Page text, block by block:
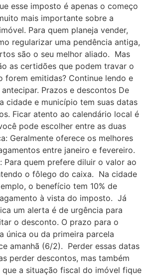
esse imposto é apenas o começo
mais importante sobre a
Para quem planeja vender,
regularizar uma pendência antiga,
são o seu melhor aliado. Mas
as certidões que podem travar o
forem emitidas? Continue lendo e
Prazos e descontos De
cidade e município tem suas datas
Ficar atento ao calendário local é
pode escolher entre as duas
Geralmente oferece os melhores
entre janeiro e fevereiro.
Para quem prefere diluir o valor ao
o fôlego do caixa. Na cidade
o benefício tem 10% de
à vista do imposto. Já
um alerta é de urgência para
o desconto. O prazo para o
única ou da primeira parcela
amanhã (6/2). Perder essas datas
perder descontos, mas também
a situação fiscal do imóvel fique